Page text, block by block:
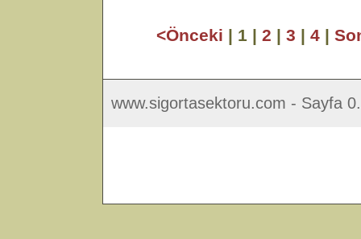
<Önceki | 1 | 2 | 3 | 4|
www.sigortasektoru.com - Sayfa